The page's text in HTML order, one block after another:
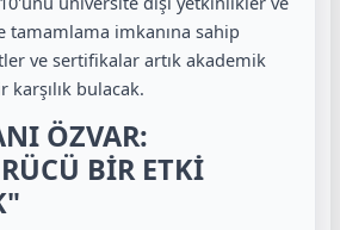
imkanına sahip
ve sertifikalar artık akademik
bulacak.
ÖZVAR:
BİR ETKİ